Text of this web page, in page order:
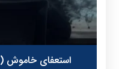
استعفای خاموش (Quiet Quitting) چیست؟